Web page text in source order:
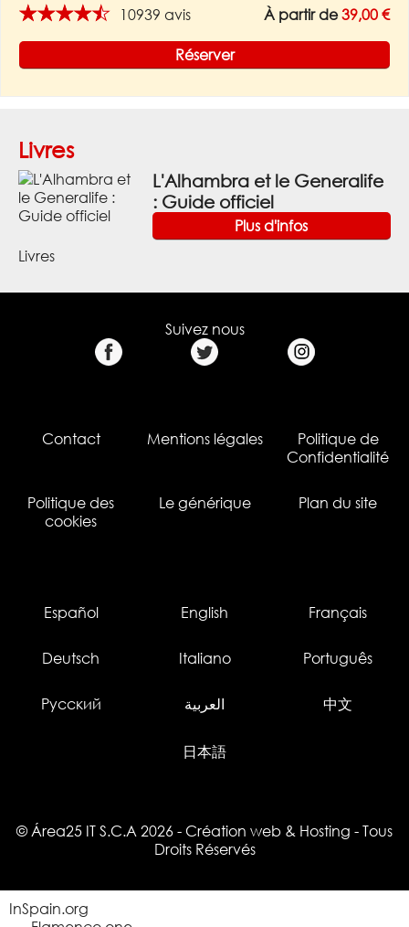
★★★★★ 10939 avis À partir de39,00 €
Réserver
Livres
L'Alhambra et le Generalife
: Guide officiel
Plus d'infos
Livres
Suivez nous
Contact Mentions légales
Politique de
Confidentialité
Politique des
cookies
Le générique Plan du site
Español English Français
Deutsch Italiano Português
Русский العربية 中文
日本語
© Área25 IT S.C.A 2026 - Création web & Hosting - Tous
Droits Réservés
InSpain.org